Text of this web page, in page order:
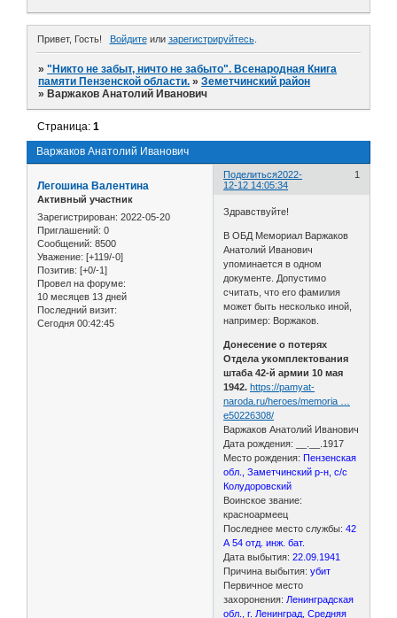
Привет, Гость! Войдитеили зарегистрируйтесь.
»"Никто не забыт, ничто не забыто". Всенародная Книга
памяти Пензенской области. »Земетчинский район
» Варжаков Анатолий Иванович
Варжаков Анатолий Иванович
Страница:1
Поделиться 1
2022-
12-12 14:05:34
Легошина Валентина
Активный участник
Зарегистрирован: 2022-05-20
Приглашений: 0
Сообщений: 8500
Уважение: [+119/-0]
Позитив: [+0/-1]
Провел на форуме:
10 месяцев 13 дней
Последний визит:
Сегодня 00:42:45
Здравствуйте!
В ОБД Мемориал Варжаков
Анатолий Иванович
упоминается в одном
документе. Допустимо
считать, что его фамилия
может быть несколько иной,
например: Воржаков.
Донесение о потерях
Отдела укомплектования
штаба 42-й армии 10 мая
1942. https://pamyat-
naroda.ru/heroes/memoria …
e50226308/
Варжаков Анатолий Иванович
Дата рождения: __.__.1917
Место рождения:Пензенская
обл., Заметчинский р-н, с/с
Колудоровский
Воинское звание:
красноармеец
Последнее место службы: 42
А 54 отд. инж. бат.
Дата выбытия:22.09.1941
Причина выбытия: убит
Первичное место
захоронения: Ленинградская
обл., г. Ленинград, Средняя